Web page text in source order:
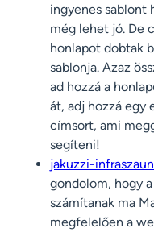
ingyenes sablont
még lehet jó. De
honlapot dobtak
sablonja. Azaz
ad hozzá a
át, adj hozzá egy
címsort, ami
segíteni!
jakuzzi-
gondolom, hogy
számítanak ma
megfelelően a